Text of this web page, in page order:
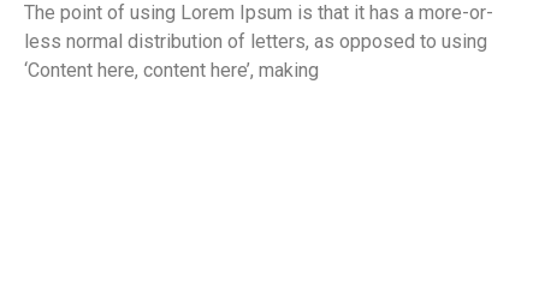
The point of using Lorem Ipsum is that it has a more-or-
less normal distribution of letters, as opposed to using
‘Content here, content here’, making